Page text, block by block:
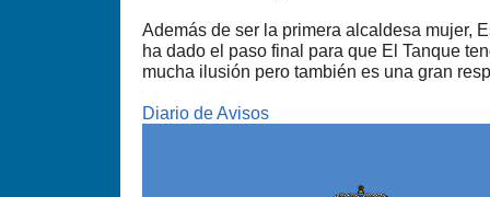
Además de ser la primera alcaldesa mujer,
ha dado el paso final para que El Tanque
mucha ilusión pero también es una gran
Diario de Avisos